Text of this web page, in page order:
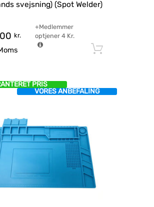
svejsning) (Spot Welder)
kr.
+Medlemmer
optjener4 Kr.
PRIS
VORES ANBEFALING